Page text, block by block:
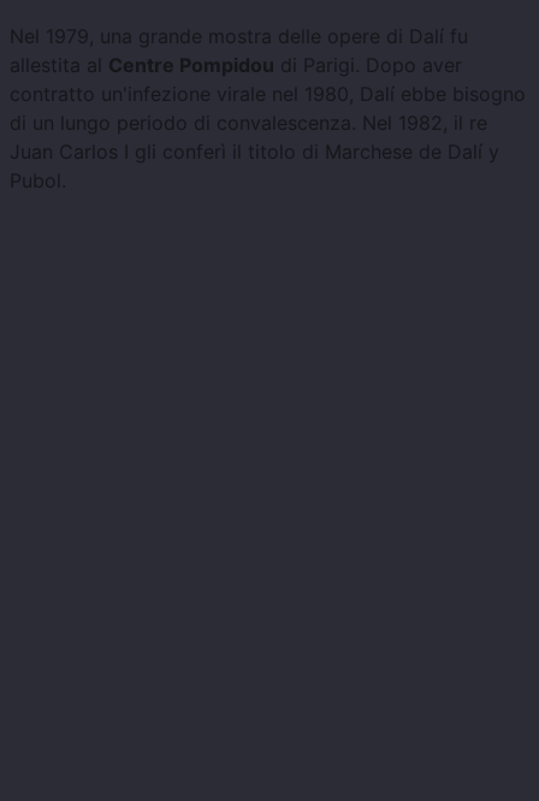
Nel 1979, una grande mostra delle opere di Dalí fu
allestita al Centre Pompidou di Parigi. Dopo aver
contratto un'infezione virale nel 1980, Dalí ebbe bisogno
di un lungo periodo di convalescenza. Nel 1982, il re
Juan Carlos I gli conferì il titolo di Marchese de Dalí y
Pubol.